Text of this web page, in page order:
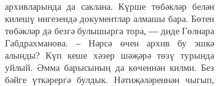
архивларында да саклана. Күрше төбәкләр белән
килешү нигезендә документлар алмашы бара. Бөтен
төбәкләр дә безгә булышырга тора, — диде Гөлнара
Габдрахманова. – Нәрсә өчен архив бу эшкә
алынды? Күп кеше хәзер шәҗәрә төзү турында
уйлый. Әмма барысының да көченнән килми. Без
бәйге үткәрергә булдык. Нәтиҗәләреннән чыгып,